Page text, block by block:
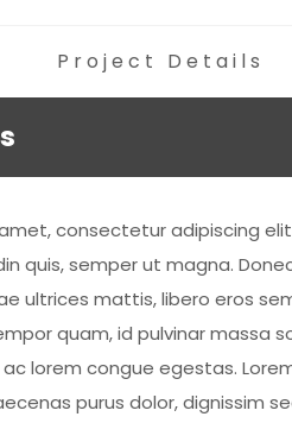
Project Details
consectetur adipiscing
quis, semper ut magna.
ultrices mattis, libero eros
quam, id pulvinar massa
ac lorem congue egestas.
purus dolor, dignissim